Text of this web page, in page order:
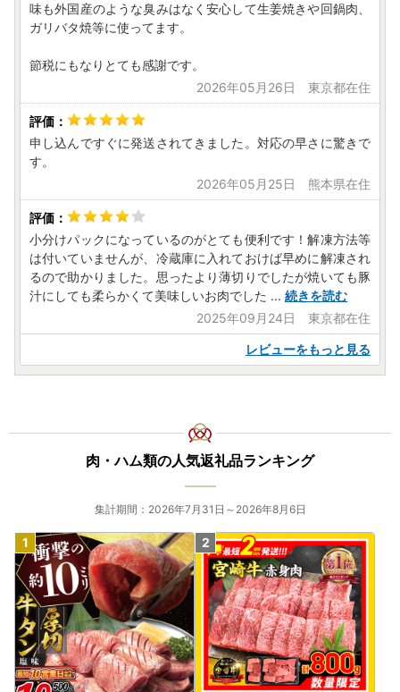
味も外国産のような臭みはなく安心して生姜焼きや回鍋肉、
ガリバタ焼等に使ってます。
節税にもなりとても感謝です。
2026年05月26日 東京都在住
申し込んですぐに発送されてきました。対応の早さに驚きで
す。
2026年05月25日 熊本県在住
小分けパックになっているのがとても便利です！解凍方法等
は付いていませんが、冷蔵庫に入れておけば早めに解凍され
るので助かりました。思ったより薄切りでしたが焼いても豚
汁にしても柔らかくて美味しいお肉でした ... 続きを読む
2025年09月24日 東京都在住
レビューをもっと見る
肉・ハム類の人気返礼品ランキング
集計期間：2026年7月31日～2026年8月6日